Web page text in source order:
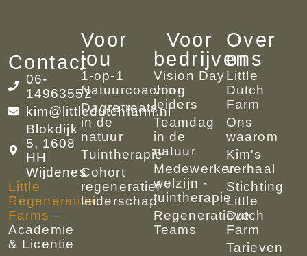
Contact
06-
14963552
kim@littledutchfarm.nl
Blokdijk
5, 1608
HH
Wijdenes
Little
Regenerative
Farms –
Academie
& Licentie
Voor
jou
1-op-1
Natuurcoaching
Dagretreats
in de
natuur
Tuintherapie
Cohort
regeneratief
leiderschap
Voor
bedrijven
Vision Day
voor
leiders
Teamdag
in de
natuur
Medewerker
welzijn -
tuintherapie
Regeneratieve
Teams
Over
ons
Little
Dutch
Farm
Ons
waarom
Kim's
verhaal
Stichting
Little
Dutch
Farm
Tarieven